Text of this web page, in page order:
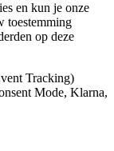
en kun je onze
toestemming
op deze
Tracking)
Mode, Klarna,